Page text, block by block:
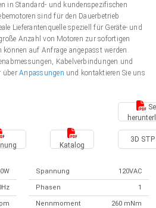
in Standard- und kundenspezifischen
sind für den Dauerbetrieb
Lieferantenquelle speziell für Geräte- und
Anzahl von Motoren zur sofortigen
können auf Anfrage angepasst werden.
Kabelverbindungen und
überAnpassungen und kontaktieren Sie uns
Katalog
3D STP
Spannung 120VAC
Phasen 1
Nennmoment 260 mNm